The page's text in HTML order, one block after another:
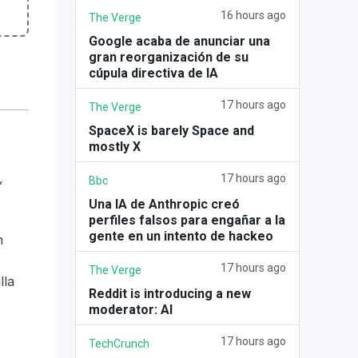
The Verge 16 hours ago
Google acaba de anunciar una
gran reorganización de su
cúpula directiva de IA
The Verge 17 hours ago
SpaceX is barely Space and
mostly X
Bbc 17 hours ago
Una IA de Anthropic creó
perfiles falsos para engañar a la
gente en un intento de hackeo
The Verge 17 hours ago
Reddit is introducing a new
moderator: AI
TechCrunch 17 hours ago